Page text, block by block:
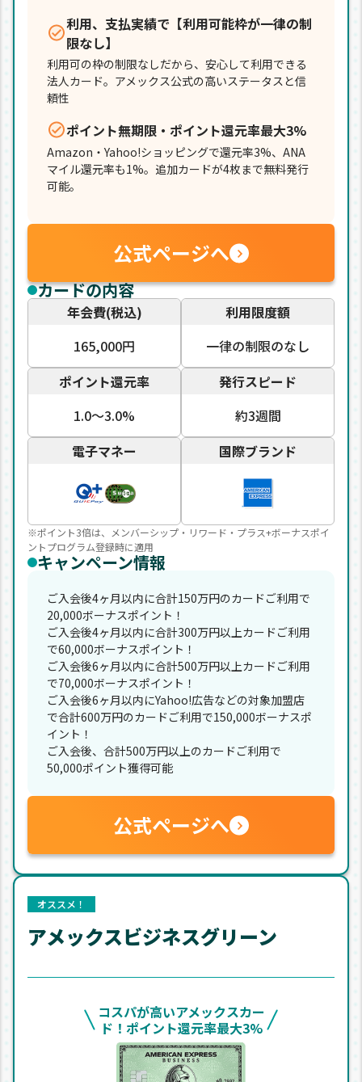
利用、支払実績で【利用可能枠が一律の制
限なし】
利用可の枠の制限なしだから、安心して利用できる
法人カード。アメックス公式の高いステータスと信
頼性
ポイント無期限・ポイント還元率最大3%
Amazon・Yahoo!ショッピングで還元率3%、ANA
マイル還元率も1%。追加カードが4枚まで無料発行
可能。
公式ページへ
カードの内容
年会費(税込)
165,000円
利用限度額
一律の制限のなし
ポイント還元率
1.0〜3.0%
発行スピード
約3週間
電子マネー
国際ブランド
※ポイント3倍は、メンバーシップ・リワード・プラス+ボーナスポイ
ントプログラム登録時に適用
キャンペーン情報
ご入会後4ヶ月以内に合計150万円のカードご利用で
20,000ボーナスポイント！
ご入会後4ヶ月以内に合計300万円以上カードご利用
で60,000ボーナスポイント！
ご入会後6ヶ月以内に合計500万円以上カードご利用
で70,000ボーナスポイント！
ご入会後6ヶ月以内にYahoo!広告などの対象加盟店
で合計600万円のカードご利用で150,000ボーナスポ
イント！
ご入会後、合計500万円以上のカードご利用で
50,000ポイント獲得可能
公式ページへ
オススメ！
アメックスビジネスグリーン
コスパが高いアメックスカー
ド！ポイント還元率最大3%